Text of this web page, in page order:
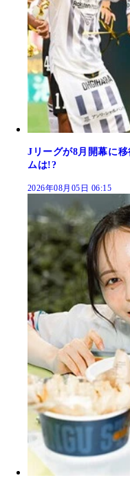
Jリーグが8月開幕に
ムは!?
2026年08月05日 06:15